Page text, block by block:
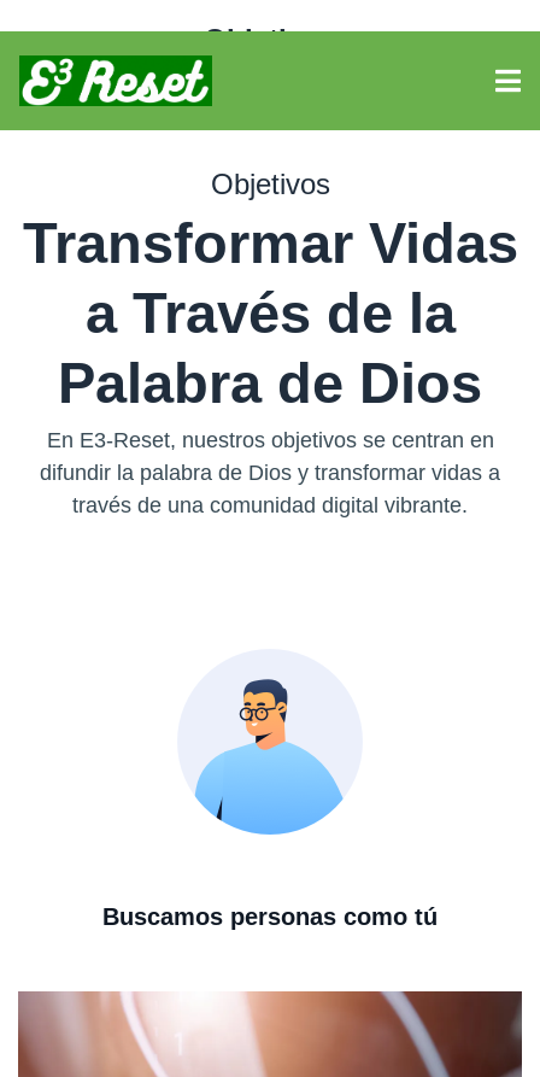
Objetivos
Objetivos
Transformar Vidas
a Través de la
Palabra de Dios
En E3-Reset, nuestros objetivos se centran en
difundir la palabra de Dios y transformar vidas a
través de una comunidad digital vibrante.
Buscamos personas como tú